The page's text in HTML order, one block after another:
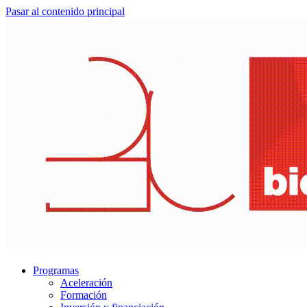
Pasar al contenido principal
Programas
Aceleración
Formación